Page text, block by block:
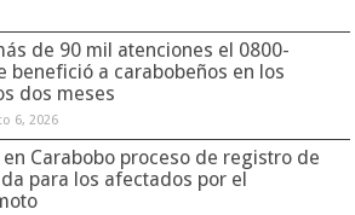
de 90 mil atenciones el 0800-
benefició a carabobeños en los
dos meses
6, 2026
Carabobo proceso de registro de
para los afectados por el